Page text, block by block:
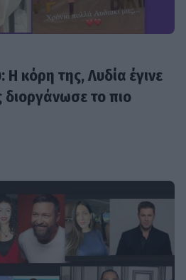
κόρη της, Λυδία έγινε
διοργάνωσε το πιο